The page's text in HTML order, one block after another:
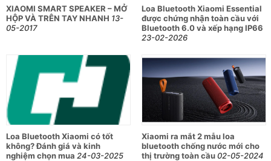
XIAOMI SMART SPEAKER – MỞ
HỘP VÀ TRÊN TAY NHANH 13-
05-2017
Loa Bluetooth Xiaomi Essential
được chứng nhận toàn cầu với
Bluetooth 6.0 và xếp hạng IP66
23-02-2026
Loa Bluetooth Xiaomi có tốt
không? Đánh giá và kinh
nghiệm chọn mua 24-03-2025
Xiaomi ra mắt 2 mẫu loa
bluetooth chống nước mới cho
thị trường toàn cầu02-05-2024